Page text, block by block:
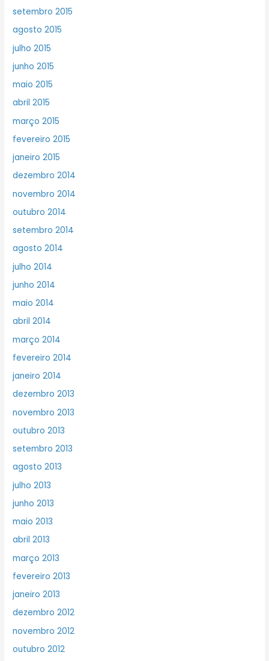
setembro 2015
agosto 2015
julho 2015
junho 2015
maio 2015
abril 2015
março 2015
fevereiro 2015
janeiro 2015
dezembro 2014
novembro 2014
outubro 2014
setembro 2014
agosto 2014
julho 2014
junho 2014
maio 2014
abril 2014
março 2014
fevereiro 2014
janeiro 2014
dezembro 2013
novembro 2013
outubro 2013
setembro 2013
agosto 2013
julho 2013
junho 2013
maio 2013
abril 2013
março 2013
fevereiro 2013
janeiro 2013
dezembro 2012
novembro 2012
outubro 2012